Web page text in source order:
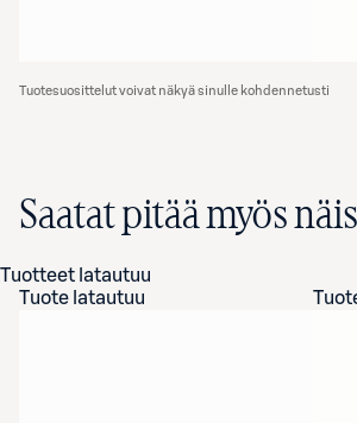
Tuotesuosittelut voivat näkyä sinulle kohdennetusti
Saatat pitää myös
Tuotteet latautuu
Tuote latautuu